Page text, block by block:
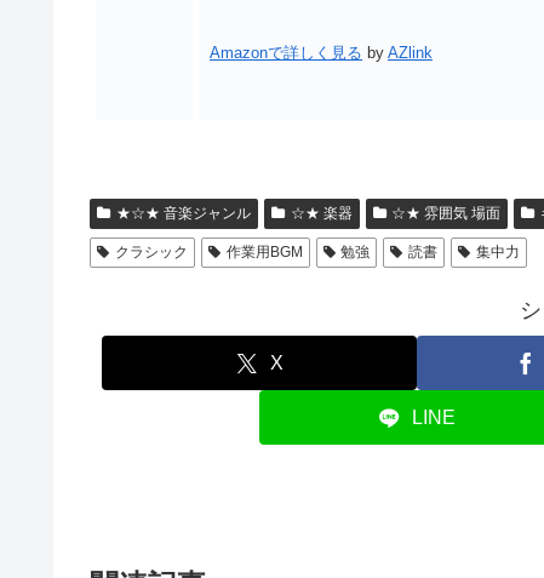
Amazonで詳しく見る by AZlink
★☆★ 音楽ジャンル ☆★ 楽器 ☆★ 雰囲気 場面
クラシック 作業用BGM 勉強 読書 集中力
X
LINE